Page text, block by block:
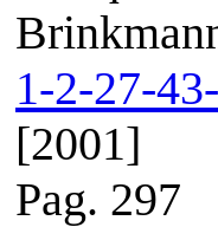
1-2-27-
[2001]
Pag. 297